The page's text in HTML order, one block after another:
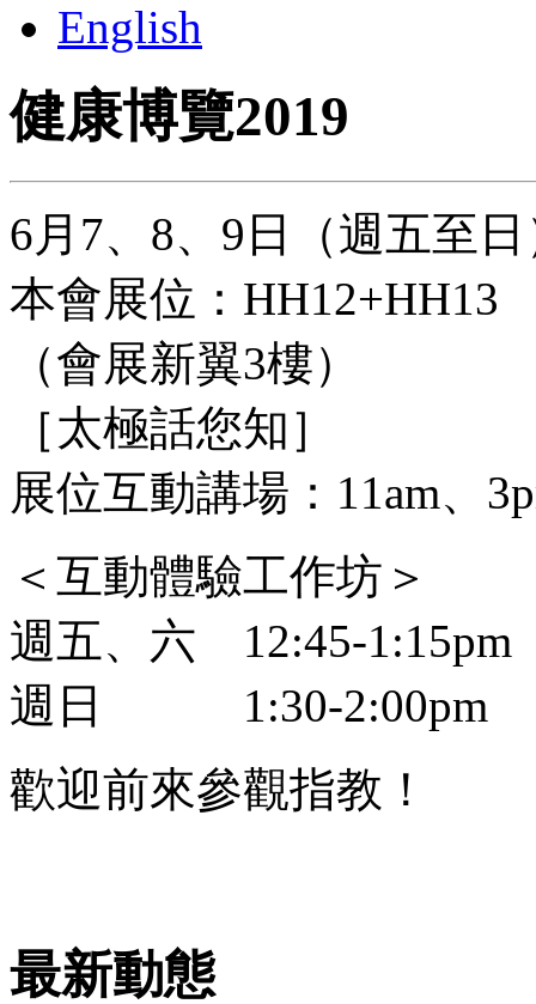
English
健康博覽2019
6月7、8、9日（週五至
本會展位：HH12+HH13
（會展新翼3樓）
［太極話您知］
展位互動講場：11am、
＜互動體驗工作坊＞
週五、六 12:45-1:15pm
週日 1:30-2:00pm
歡迎前來參觀指教！
最新動態